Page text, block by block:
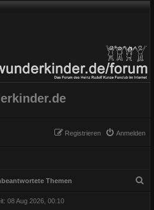
Anmelden
Registrieren
Themen
08 Aug 2026, 00:10